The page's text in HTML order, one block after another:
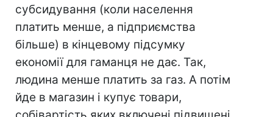
субсидування (коли населення
платить менше, а підприємства
більше) в кінцевому підсумку
економії для гаманця не дає. Так,
людина менше платить за газ. А потім
йде в магазин і купує товари,